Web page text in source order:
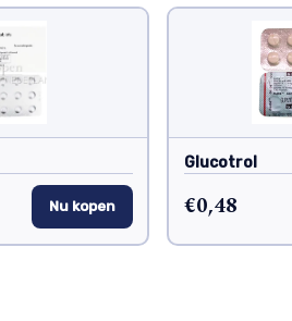
Nu kopen
Glucotrol
€0,48